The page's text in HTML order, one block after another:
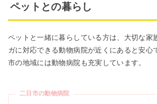
ペットとの暮らし
ペットと一緒に暮らしている方は、大切な家
ガに対応できる動物病院が近くにあると安心
市の地域には動物病院も充実しています。
二日市の動物病院